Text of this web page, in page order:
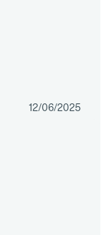
12/06/2025